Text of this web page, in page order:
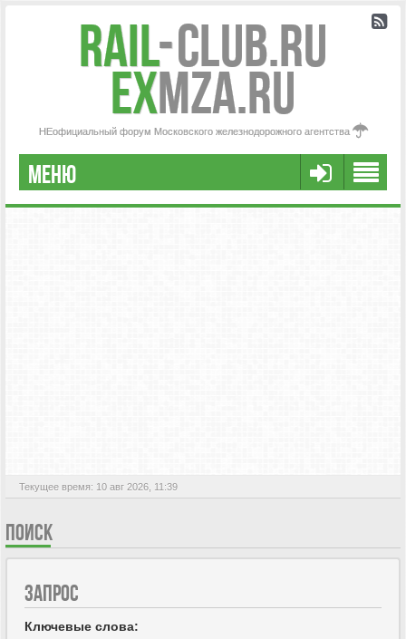
Rail-Club.RU
exMZA.RU
НЕофициальный форум Московского железнодорожного агентства
МЕНЮ
РЕГИСТРАЦИЯ
Текущее время: 10 авг 2026, 11:39
ПОИСК
ЗАПРОС
Ключевые слова: